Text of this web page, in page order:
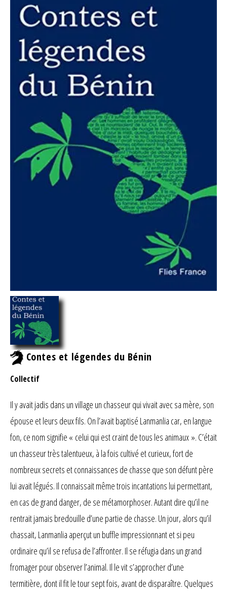
Contes et légendes du Bénin
Collectif
Il y avait jadis dans un village un chasseur qui vivait avec sa mère, son
épouse et leurs deux fils. On l’avait baptisé Lanmanlia car, en langue
fon, ce nom signifie « celui qui est craint de tous les animaux ». C’était
un chasseur très talentueux, à la fois cultivé et curieux, fort de
nombreux secrets et connaissances de chasse que son défunt père
lui avait légués. Il connaissait même trois incantations lui permettant,
en cas de grand danger, de se métamorphoser. Autant dire qu’il ne
rentrait jamais bredouille d’une partie de chasse. Un jour, alors qu’il
chassait, Lanmanlia aperçut un buffle impressionnant et si peu
ordinaire qu’il se refusa de l’affronter. Il se réfugia dans un grand
fromager pour observer l’animal. Il le vit s’approcher d’une
termitière, dont il fit le tour sept fois, avant de disparaître. Quelques